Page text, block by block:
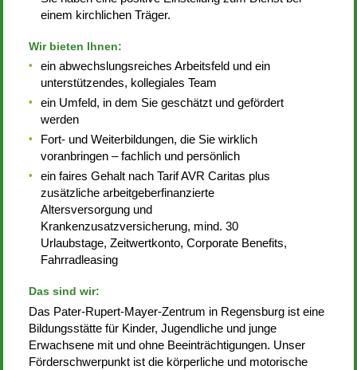
einem kirchlichen Träger.
Wir bieten Ihnen:
ein abwechslungsreiches Arbeitsfeld und ein
unterstützendes, kollegiales Team
ein Umfeld, in dem Sie geschätzt und gefördert
werden
Fort- und Weiterbildungen, die Sie wirklich
voranbringen – fachlich und persönlich
ein faires Gehalt nach Tarif AVR Caritas plus
zusätzliche arbeitgeberfinanzierte
Altersversorgung und
Krankenzusatzversicherung, mind. 30
Urlaubstage, Zeitwertkonto, Corporate Benefits,
Fahrradleasing
Das sind wir:
Das Pater-Rupert-Mayer-Zentrum in Regensburg ist eine
Bildungsstätte für Kinder, Jugendliche und junge
Erwachsene mit und ohne Beeinträchtigungen. Unser
Förderschwerpunkt ist die körperliche und motorische